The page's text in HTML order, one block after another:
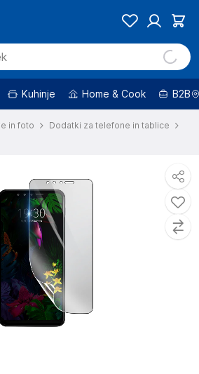
Kuhinje Home & Cook B2B
in foto
Dodatki za telefone in tablice